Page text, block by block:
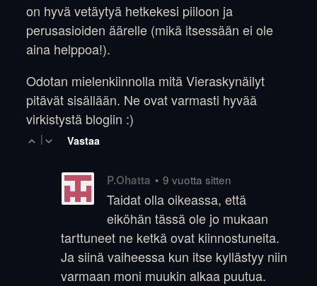
on hyvä vetäytyä hetkekesi piiloon ja
perusasioiden äärelle (mikä itsessään ei ole
aina helppoa!).
Odotan mielenkiinnolla mitä Vieraskynäilyt
pitävät sisällään. Ne ovat varmasti hyvää
virkistystä blogiin :)
| Vastaa
P.Ohatta • 9 vuotta sitten
Taidat olla oikeassa, että
eiköhän tässä ole jo mukaan
tarttuneet ne ketkä ovat kiinnostuneita.
Ja siinä vaiheessa kun itse kyllästyy niin
varmaan moni muukin alkaa puutua.